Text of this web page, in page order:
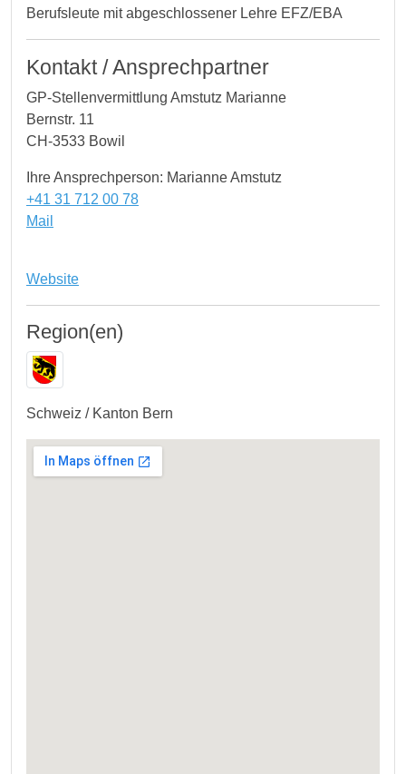
Berufsleute mit abgeschlossener Lehre EFZ/EBA
Kontakt / Ansprechpartner
GP-Stellenvermittlung Amstutz Marianne
Bernstr. 11
CH-3533 Bowil
Ihre Ansprechperson: Marianne Amstutz
+41 31 712 00 78
Mail
Website
Region(en)
Schweiz / Kanton Bern